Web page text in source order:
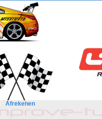
Afrekenen